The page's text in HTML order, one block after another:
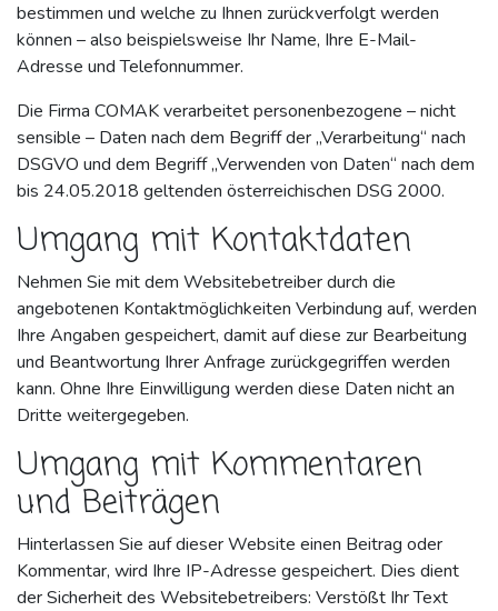
bestimmen und welche zu Ihnen zurückverfolgt werden
können – also beispielsweise Ihr Name, Ihre E-Mail-
Adresse und Telefonnummer.
Die Firma COMAK verarbeitet personenbezogene – nicht
sensible – Daten nach dem Begriff der „Verarbeitung“ nach
DSGVO und dem Begriff „Verwenden von Daten“ nach dem
bis 24.05.2018 geltenden österreichischen DSG 2000.
Umgang mit Kontaktdaten
Nehmen Sie mit dem Websitebetreiber durch die
angebotenen Kontaktmöglichkeiten Verbindung auf, werden
Ihre Angaben gespeichert, damit auf diese zur Bearbeitung
und Beantwortung Ihrer Anfrage zurückgegriffen werden
kann. Ohne Ihre Einwilligung werden diese Daten nicht an
Dritte weitergegeben.
Umgang mit Kommentaren
und Beiträgen
Hinterlassen Sie auf dieser Website einen Beitrag oder
Kommentar, wird Ihre IP-Adresse gespeichert. Dies dient
der Sicherheit des Websitebetreibers: Verstößt Ihr Text